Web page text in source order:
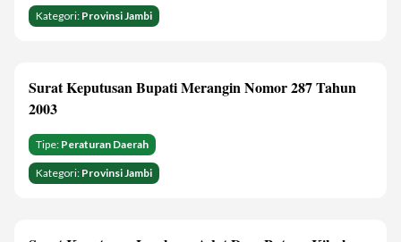
Kategori: Provinsi Jambi
Surat Keputusan Bupati Merangin Nomor 287 Tahun
2003
Tipe: Peraturan Daerah
Kategori: Provinsi Jambi